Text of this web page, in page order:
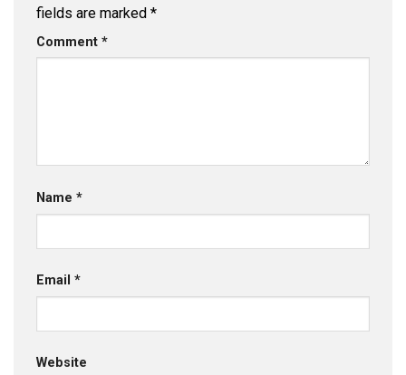
fields are marked *
Comment *
Name *
Email *
Website